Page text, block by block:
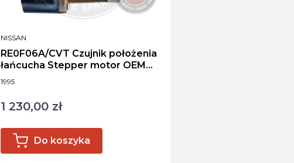
Kod produktu
1995
RE0F06A/CVT Czujnik położenia
łańcucha Stepper motor OEM
31947-8E002
PRODUCENT
NISSAN
Cena
1 230,00 zł
Do koszyka